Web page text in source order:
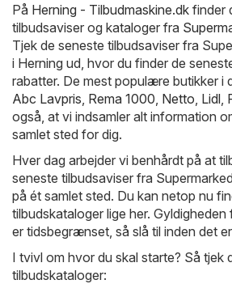
På Herning - Tilbudmaskine.dk finder
tilbudsaviser og kataloger fra
Tjek de seneste tilbudsaviser fra
i Herning ud, hvor du finder de
rabatter. De mest populære butikker i
Abc Lavpris Rema 1000 Netto Lidl
også, at vi indsamler alt information
samlet sted for dig.
Hver dag arbejder vi benhårdt på at
seneste tilbudsaviser fra
på ét samlet sted. Du kan netop nu
tilbudskataloger lige her.
er tidsbegrænset, så slå til inden det
I tvivl om hvor du skal starte? Så tjek
tilbudskataloger: